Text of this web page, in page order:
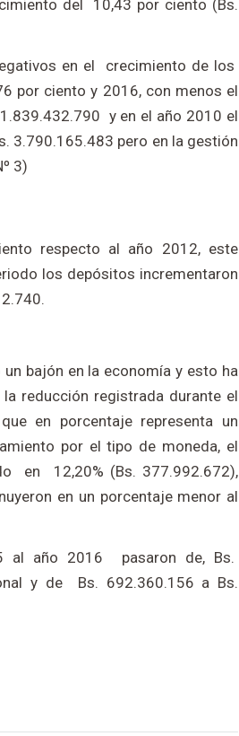
del 10,43 por ciento (Bs.
en el crecimiento de los
por ciento y 2016, con menos el
y en el año 2010 el
3.790.165.483 pero en la gestión
3)
respecto al año 2012, este
los depósitos incrementaron
bajón en la economía y esto ha
reducción registrada durante el
en porcentaje representa un
por el tipo de moneda, el
en 12,20% (Bs. 377.992.672),
en un porcentaje menor al
al año 2016 pasaron de, Bs.
y de Bs. 692.360.156 a Bs.